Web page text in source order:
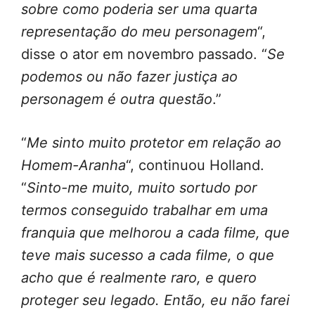
sobre como poderia ser uma quarta
representação do meu personagem“,
disse o ator em novembro passado. “Se
podemos ou não fazer justiça ao
personagem é outra questão.”
“Me sinto muito protetor em relação ao
Homem-Aranha“, continuou Holland.
“Sinto-me muito, muito sortudo por
termos conseguido trabalhar em uma
franquia que melhorou a cada filme, que
teve mais sucesso a cada filme, o que
acho que é realmente raro, e quero
proteger seu legado. Então, eu não farei